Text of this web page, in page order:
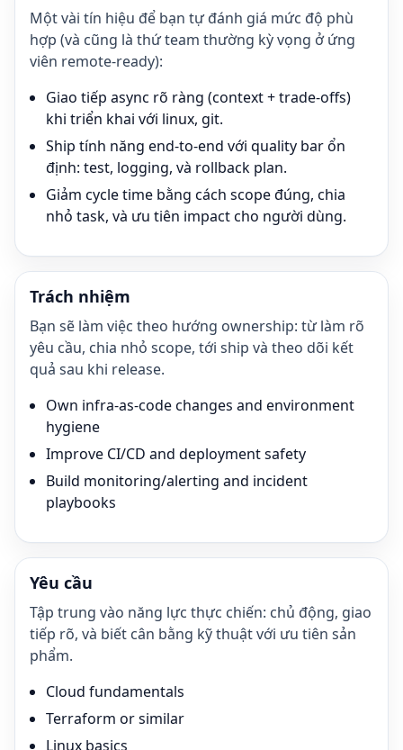
Một vài tín hiệu để bạn tự đánh giá mức độ phù
hợp (và cũng là thứ team thường kỳ vọng ở ứng
viên remote-ready):
Giao tiếp async rõ ràng (context + trade-offs)
khi triển khai với linux, git.
Ship tính năng end-to-end với quality bar ổn
định: test, logging, và rollback plan.
Giảm cycle time bằng cách scope đúng, chia
nhỏ task, và ưu tiên impact cho người dùng.
Trách nhiệm
Bạn sẽ làm việc theo hướng ownership: từ làm rõ
yêu cầu, chia nhỏ scope, tới ship và theo dõi kết
quả sau khi release.
Own infra-as-code changes and environment
hygiene
Improve CI/CD and deployment safety
Build monitoring/alerting and incident
playbooks
Yêu cầu
Tập trung vào năng lực thực chiến: chủ động, giao
tiếp rõ, và biết cân bằng kỹ thuật với ưu tiên sản
phẩm.
Cloud fundamentals
Terraform or similar
Linux basics